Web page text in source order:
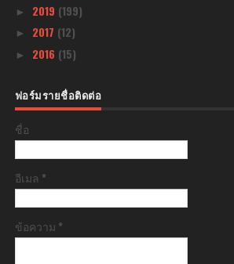
► 2019 (199)
► 2017 (12)
► 2016 (15)
ฟอร์มรายชื่อติดต่อ
ชื่อ
อีเมล *
ข้อความ *